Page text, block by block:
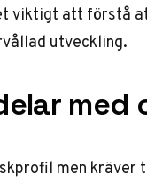
viktigt att förstå
utveckling.
men kräver